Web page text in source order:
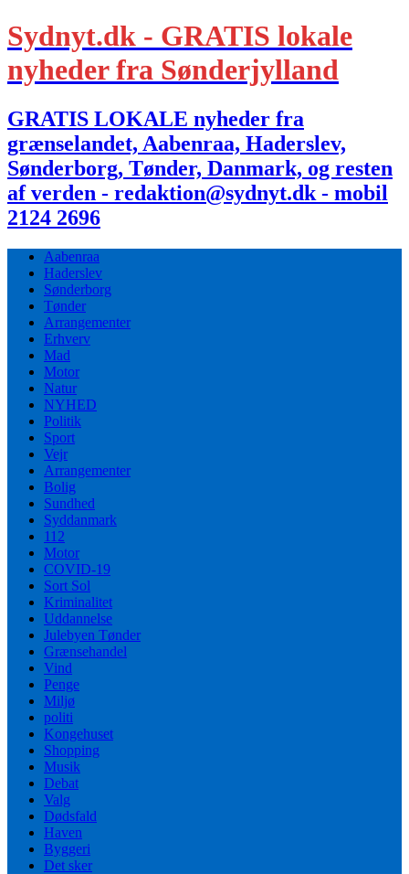
Sydnyt.dk - GRATIS lokale
nyheder fra Sønderjylland
GRATIS LOKALE nyheder fra
grænselandet, Aabenraa, Haderslev,
Sønderborg, Tønder, Danmark, og resten
af verden - redaktion@sydnyt.dk - mobil
2124 2696
Aabenraa
Haderslev
Sønderborg
Tønder
Arrangementer
Erhverv
Mad
Motor
Natur
NYHED
Politik
Sport
Vejr
Arrangementer
Bolig
Sundhed
Syddanmark
112
Motor
COVID-19
Sort Sol
Kriminalitet
Uddannelse
Julebyen Tønder
Grænsehandel
Vind
Penge
Miljø
politi
Kongehuset
Shopping
Musik
Debat
Valg
Dødsfald
Haven
Byggeri
Det sker